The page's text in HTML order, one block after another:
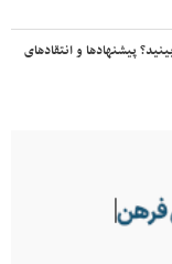
پیشنهادها و انتقادهای